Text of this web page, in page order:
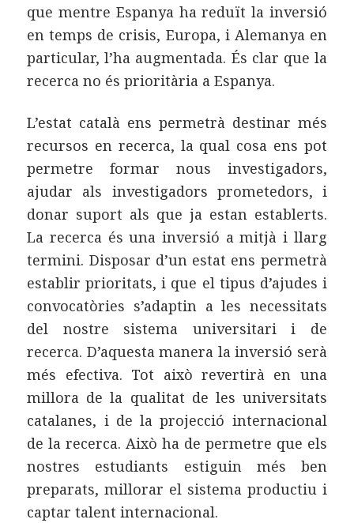
que mentre Espanya ha reduït la inversió
en temps de crisis, Europa, i Alemanya en
particular, l’ha augmentada. És clar que la
recerca no és prioritària a Espanya.
L’estat català ens permetrà destinar més
recursos en recerca, la qual cosa ens pot
permetre formar nous investigadors,
ajudar als investigadors prometedors, i
donar suport als que ja estan establerts.
La recerca és una inversió a mitjà i llarg
termini. Disposar d’un estat ens permetrà
establir prioritats, i que el tipus d’ajudes i
convocatòries s’adaptin a les necessitats
del nostre sistema universitari i de
recerca. D’aquesta manera la inversió serà
més efectiva. Tot això revertirà en una
millora de la qualitat de les universitats
catalanes, i de la projecció internacional
de la recerca. Això ha de permetre que els
nostres estudiants estiguin més ben
preparats, millorar el sistema productiu i
captar talent internacional.